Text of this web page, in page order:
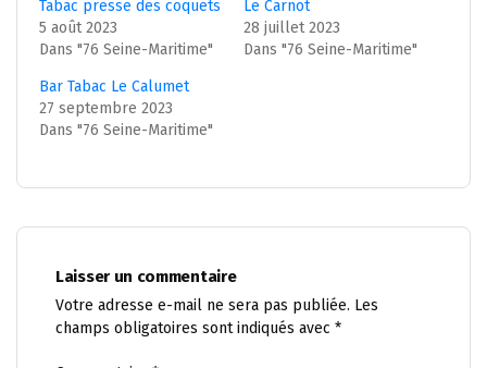
Tabac presse des coquets
5 août 2023
Dans "76 Seine-Maritime"
Le Carnot
28 juillet 2023
Dans "76 Seine-Maritime"
Bar Tabac Le Calumet
27 septembre 2023
Dans "76 Seine-Maritime"
Laisser un commentaire
Votre adresse e-mail ne sera pas publiée. Les
champs obligatoires sont indiqués avec *